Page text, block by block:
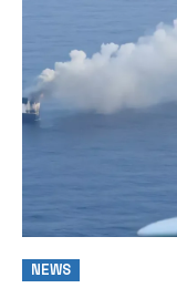
NEWS